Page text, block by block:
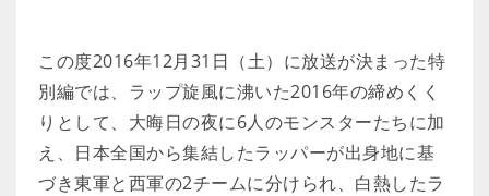
この度2016年12月31日（土）に放送が決まった特
別編では、ラップ旋風に沸いた2016年の締めくく
りとして、大晦日の夜に6人のモンスターたちに加
え、日本全国から集結したラッパーが出身地に基
づき東軍と西軍の2チームに分けられ、白熱したラ